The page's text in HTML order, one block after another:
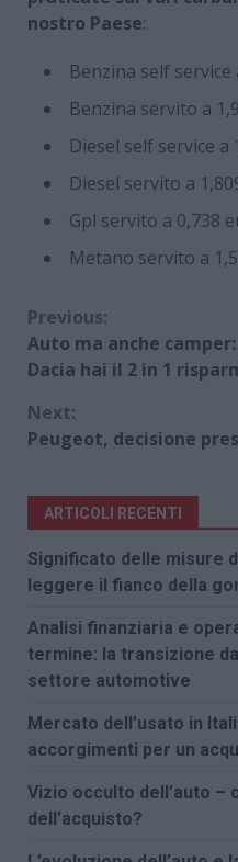
nostro Paese:
Benzina self
Benzina servito a
Diesel self service
Diesel servito a
Gpl servito a 0,738
Metano servito a
Continue
Reading
Previous:
Auto ma anche
Dacia hai il 2 in 1
Next:
Peugeot, decisione
ARTICOLI RECENTI
Significato delle misure
leggere il fianco della
Analisi finanziaria e
termine: la transizione
settore automotive
Mercato dell’usato in
accorgimenti per un
Vizio occulto dell’auto –
dell’acquisto?